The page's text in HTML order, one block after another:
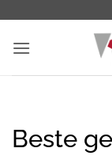
inhoud
Beste